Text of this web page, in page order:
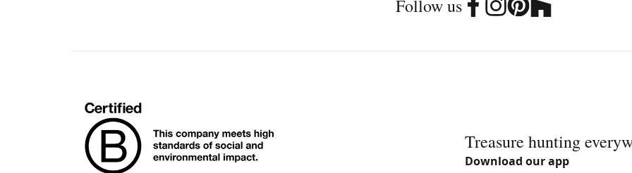
Follow us
Treasure hunting
Download our app